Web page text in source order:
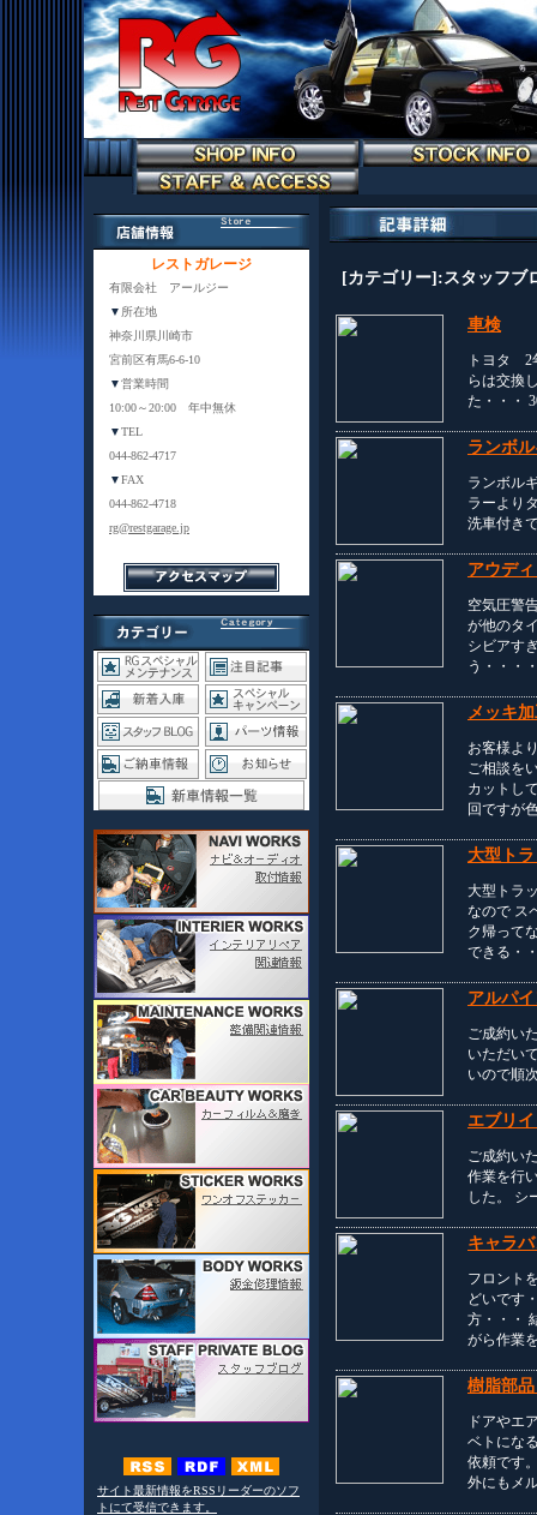
レストガレージ
有限会社 アールジー
▼ 所在地
神奈川県川崎市
宮前区有馬6-6-10
▼営業時間
10:00～20:00 年中無休
▼TEL
044-862-4717
▼FAX
044-862-4718
rg@restgarage.jp
サイト最新情報をRSSリーダーのソフ
トにて受信できます。
[カテゴリー]:スタッフブ
車検
トヨタ 2
らは交換
た・・・
ランボ
ランボル
ラーより
洗車付き
アウデ
空気圧警
が他のタ
シビアす
う・・・
メッキ
お客様よ
ご相談を
カットし
回ですが
大型ト
大型トラ
なので ス
ク帰って
できる・
アルパ
ご成約い
いただい
いので順
エブリ
ご成約い
作業を行
した。 シ
キャラ
フロント
どいです
方・・・
がら作業
樹脂部
ドアやエ
ベトにな
依頼です
外にもメ